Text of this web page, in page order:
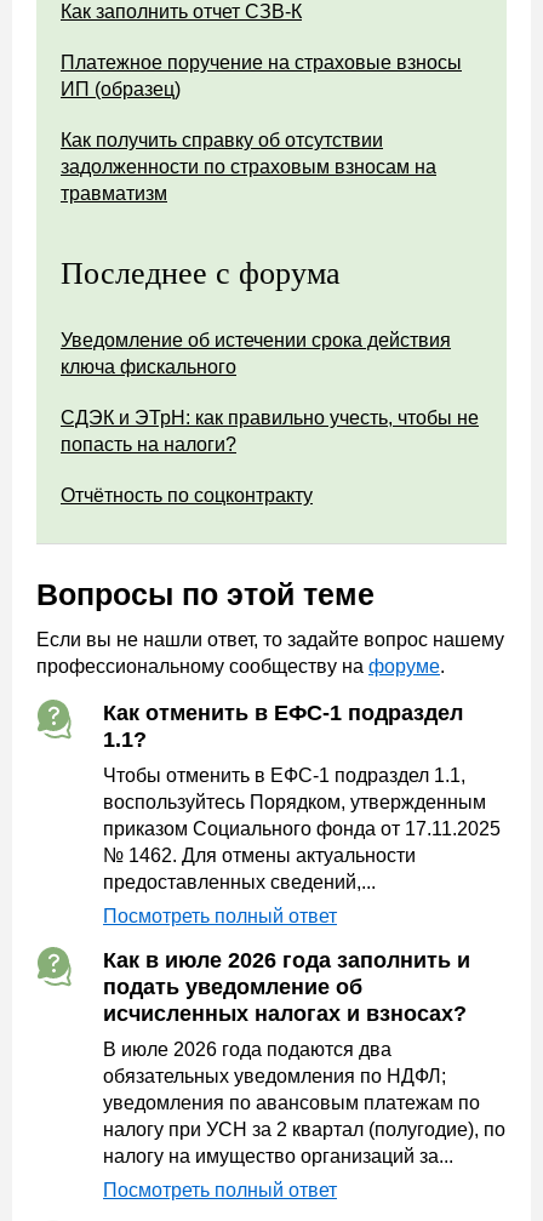
Как заполнить отчет СЗВ-К
Платежное поручение на страховые взносы
ИП (образец)
Как получить справку об отсутствии
задолженности по страховым взносам на
травматизм
Последнее с форума
Уведомление об истечении срока действия
ключа фискального
СДЭК и ЭТрН: как правильно учесть, чтобы не
попасть на налоги?
Отчётность по соцконтракту
Вопросы по этой теме
Если вы не нашли ответ, то задайте вопрос нашему
профессиональному сообществу на форуме.
Как отменить в ЕФС-1 подраздел
1.1?
Чтобы отменить в ЕФС-1 подраздел 1.1,
воспользуйтесь Порядком, утвержденным
приказом Социального фонда от 17.11.2025
№ 1462. Для отмены актуальности
предоставленных сведений,...
Посмотреть полный ответ
Как в июле 2026 года заполнить и
подать уведомление об
исчисленных налогах и взносах?
В июле 2026 года подаются два
обязательных уведомления по НДФЛ;
уведомления по авансовым платежам по
налогу при УСН за 2 квартал (полугодие), по
налогу на имущество организаций за...
Посмотреть полный ответ